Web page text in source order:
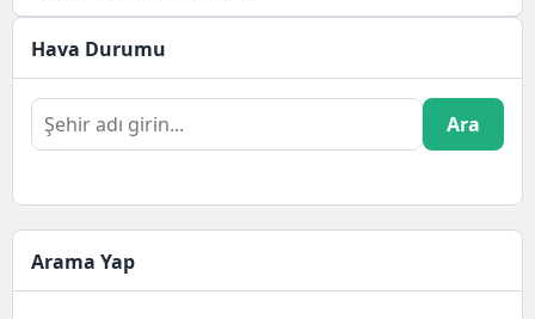
Hava Durumu
Ara
Arama Yap